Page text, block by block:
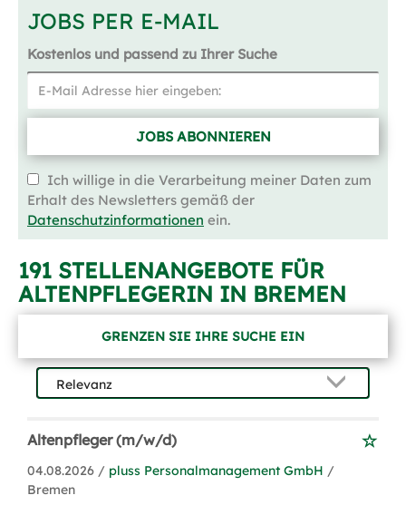
JOBS PER E-MAIL
Kostenlos und passend zu Ihrer Suche
JOBS ABONNIEREN
Ich willige in die Verarbeitung meiner Daten zum
Erhalt des Newsletters gemäß der
Datenschutzinformationen ein.
191 STELLENANGEBOTE FÜR
ALTENPFLEGERIN IN BREMEN
GRENZEN SIE IHRE SUCHE EIN
Altenpfleger (m/w/d)
04.08.2026 / pluss Personalmanagement GmbH /
Bremen